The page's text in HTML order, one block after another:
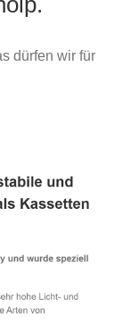
dürfen wir für